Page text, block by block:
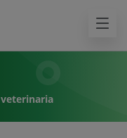
veterinaria